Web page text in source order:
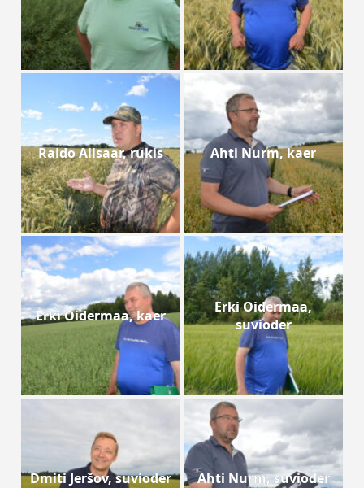
Raido Allsaar, rukis Ahti Nurm, kaer
Erki Oidermaa, kaer
Erki Oidermaa,
suvioder
Dmiti Jeršov, suvioder Ahti Nurm, suvioder